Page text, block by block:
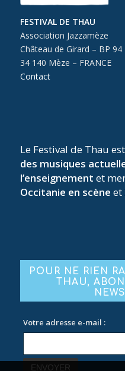
FESTIVAL DE THAU
Association Jazzamèze
Château de Girard – BP 94
34 140 Mèze – FRANCE
Contact
Le Festival de Thau
des musiques
l’enseignement et
Occitanie en scène et
POUR NE RIEN
THAU,
Votre adresse e-mail :